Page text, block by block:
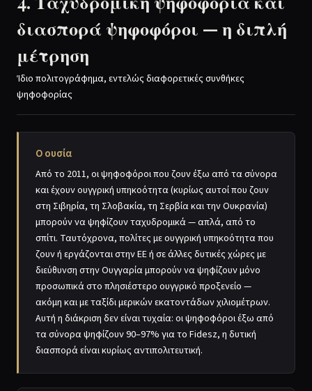
διασπορά ψηφοφόροι — η διπλή
μέτρηση
Ίδιο πολιτογράφημα, εντελώς διαφορετικές συνθήκες
ψηφοφορίας
Ο ουσία
Από το 2011, οι ψηφοφόροι που ζουν έξω από τα σύνορα
και έχουν ουγγρική υπηκοότητα (κυρίως αυτοί που ζουν
στη Σιβηρία, τη Σλοβακία, τη Σερβία και την Ουκρανία)
μπορούν να ψηφίζουν ταχυδρομικά — απλά, από το
σπίτι. Ταυτόχρονα, πολίτες με ουγγρική υπηκοότητα που
ζουν ή εργάζονται στην ΕΕ ή σε άλλες δυτικές χώρες με
διεύθυνση στην Ουγγαρία μπορούν να ψηφίζουν μόνο
προσωπικά στο πλησιέστερο ουγγρικό προξενείο —
ακόμη και με ταξίδι μερικών εκατοντάδων χιλιομέτρων.
Αυτή η διάκριση δεν είναι τυχαία: οι ψηφοφόροι έξω από
τα σύνορα ψηφίζουν 90–97% για το Fidesz, η δυτική
διασπορά είναι κυρίως αντιπολιτευτική.